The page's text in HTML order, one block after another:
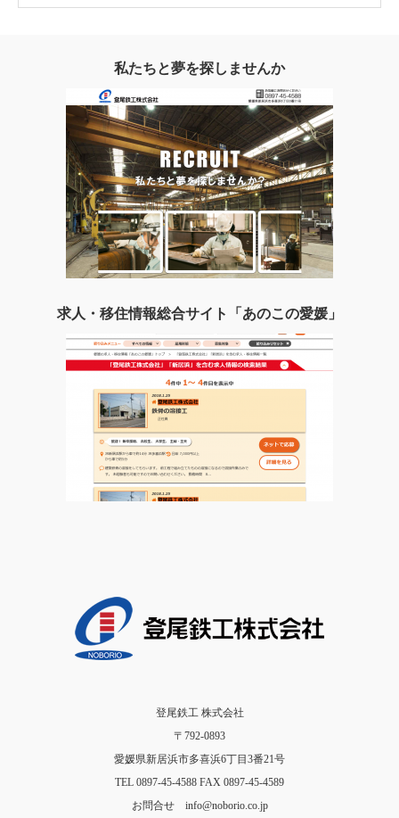
私たちと夢を探しませんか
求人・移住情報総合サイト「あのこの愛媛」
登尾鉄工 株式会社
〒792-0893
愛媛県新居浜市多喜浜6丁目3番21号
TEL 0897-45-4588 FAX 0897-45-4589
お問合せ info@noborio.co.jp